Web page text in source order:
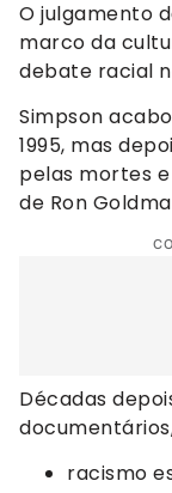
O julgamento
marco da
debate racial
Simpson
1995, mas
pelas mortes
de Ron
Décadas
racismo